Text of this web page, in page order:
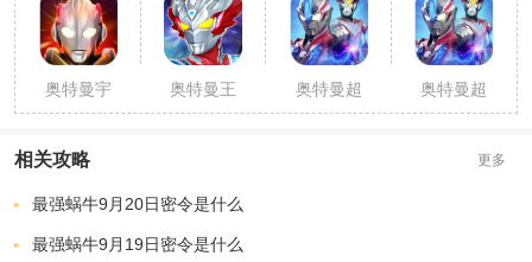
联盟
戏
奥特曼宇
宙英雄
奥特曼王
者传说游
奥特曼超
人暴击僵
奥特曼超
人暴击僵
相关攻略 更多
最强蜗牛9月20日密令是什么
最强蜗牛9月19日密令是什么